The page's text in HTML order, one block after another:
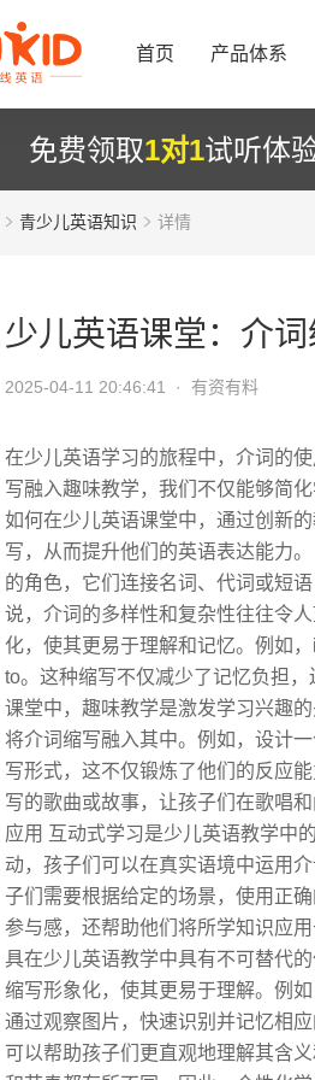
首页 产品体系
免费领取1对1试听体
青少儿英语知识 详情
少儿英语课堂：介
2025-04-11 20:46:41 · 有资有料
在少儿英语学习的旅程中，介词的
写融入趣味教学，我们不仅能够简
如何在少儿英语课堂中，通过创新
写，从而提升他们的英语表达能力
的角色，它们连接名词、代词或短
说，介词的多样性和复杂性往往令
化，使其更易于理解和记忆。例如
to。这种缩写不仅减少了记忆负担
课堂中，趣味教学是激发学习兴趣
将介词缩写融入其中。例如，设计
写形式，这不仅锻炼了他们的反应
写的歌曲或故事，让孩子们在歌唱
应用 互动式学习是少儿英语教学中
动，孩子们可以在真实语境中运用
子们需要根据给定的场景，使用正
参与感，还帮助他们将所学知识应
具在少儿英语教学中具有不可替代
缩写形象化，使其更易于理解。例
通过观察图片，快速识别并记忆相
可以帮助孩子们更直观地理解其含